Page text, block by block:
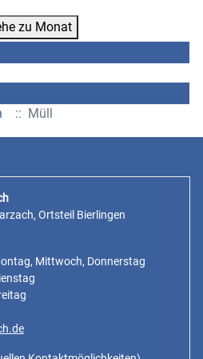
zu Monat
:: Müll
Ortsteil Bierlingen
Mittwoch, Donnerstag